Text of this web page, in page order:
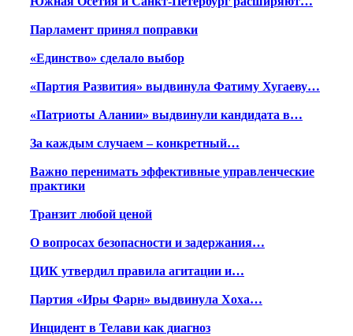
Парламент принял поправки
«Единство» сделало выбор
«Партия Развития» выдвинула Фатиму Хугаеву…
«Патриоты Алании» выдвинули кандидата в…
За каждым случаем – конкретный…
Важно перенимать эффективные управленческие
практики
Транзит любой ценой
О вопросах безопасности и задержания…
ЦИК утвердил правила агитации и…
Партия «Иры Фарн» выдвинула Хоха…
Инцидент в Телави как диагноз